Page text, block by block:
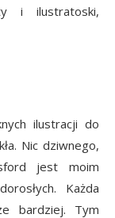
i ilustratoski,
ilustracji do
Nic dziwnego,
jest moim
Każda
bardziej. Tym